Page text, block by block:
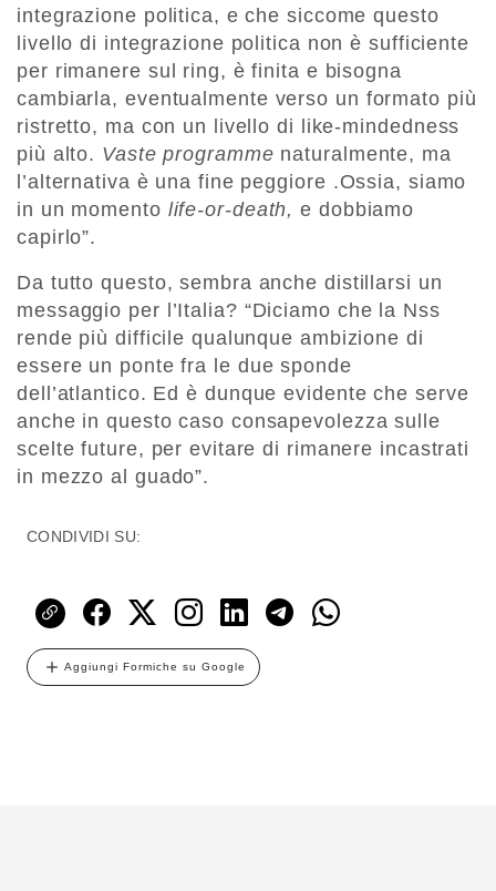
integrazione politica, e che siccome questo
livello di integrazione politica non è sufficiente
per rimanere sul ring, è finita e bisogna
cambiarla, eventualmente verso un formato più
ristretto, ma con un livello di like-mindedness
più alto. Vasteprogramme naturalmente, ma
l’alternativa è una fine peggiore .Ossia, siamo
in un momento life-or-death, e dobbiamo
capirlo”.
Da tutto questo, sembra anche distillarsi un
messaggio per l’Italia? “Diciamo che la Nss
rende più difficile qualunque ambizione di
essere un pontefra le due sponde
dell’atlantico. Ed è dunque evidente che serve
anche in questo caso consapevolezza sulle
scelte future, per evitare di rimanere incastrati
in mezzo al guado”.
CONDIVIDI SU:
Aggiungi Formiche su Google